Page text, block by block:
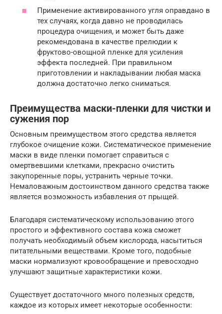
Применение активированного угля оправдано в
тех случаях, когда давно не проводилась
процедура очищения, и может быть даже
рекомендована в качестве прелюдии к
фруктово-овощной пленке для усиления
эффекта последней. При правильном
приготовлении и накладывании любая маска
должна достаточно легко сниматься.
Преимущества маски-пленки для чистки и
сужения пор
Основным преимуществом этого средства является
глубокое очищение кожи. Систематическое применение
маски в виде пленки помогает справиться с
омертвевшими клетками, прекрасно очистить
закупоренные поры, устранить черные точки.
Немаловажным достоинством данного средства также
является возможность избавления от прыщей.
Благодаря систематическому использованию этого
простого и эффективного состава кожа сможет
получать необходимый объем кислорода, насытиться
питательными веществами. Кроме того, подобные
маски нормализуют кровообращение и превосходно
улучшают защитные характеристики кожи.
Существует достаточного много полезных средств,
каждое из которых имеет некоторые особенности: